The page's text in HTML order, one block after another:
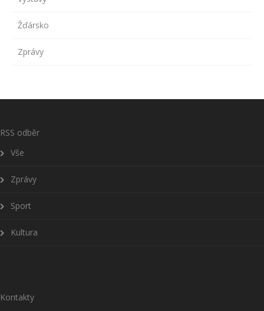
Žďársko
Zprávy
RSS odběr
Vše
Zprávy
Sport
Kultura
Kontakty